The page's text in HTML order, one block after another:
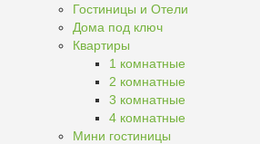
Гостиницы и Отели
Дома под ключ
Квартиры
1 комнатные
2 комнатные
3 комнатные
4 комнатные
Мини гостиницы